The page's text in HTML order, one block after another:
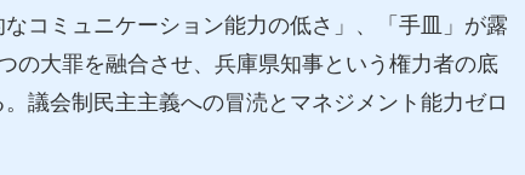
コミュニケーション能力の低さ」、「手皿」が露
の大罪を融合させ、兵庫県知事という権力者の底
議会制民主主義への冒涜とマネジメント能力ゼロ